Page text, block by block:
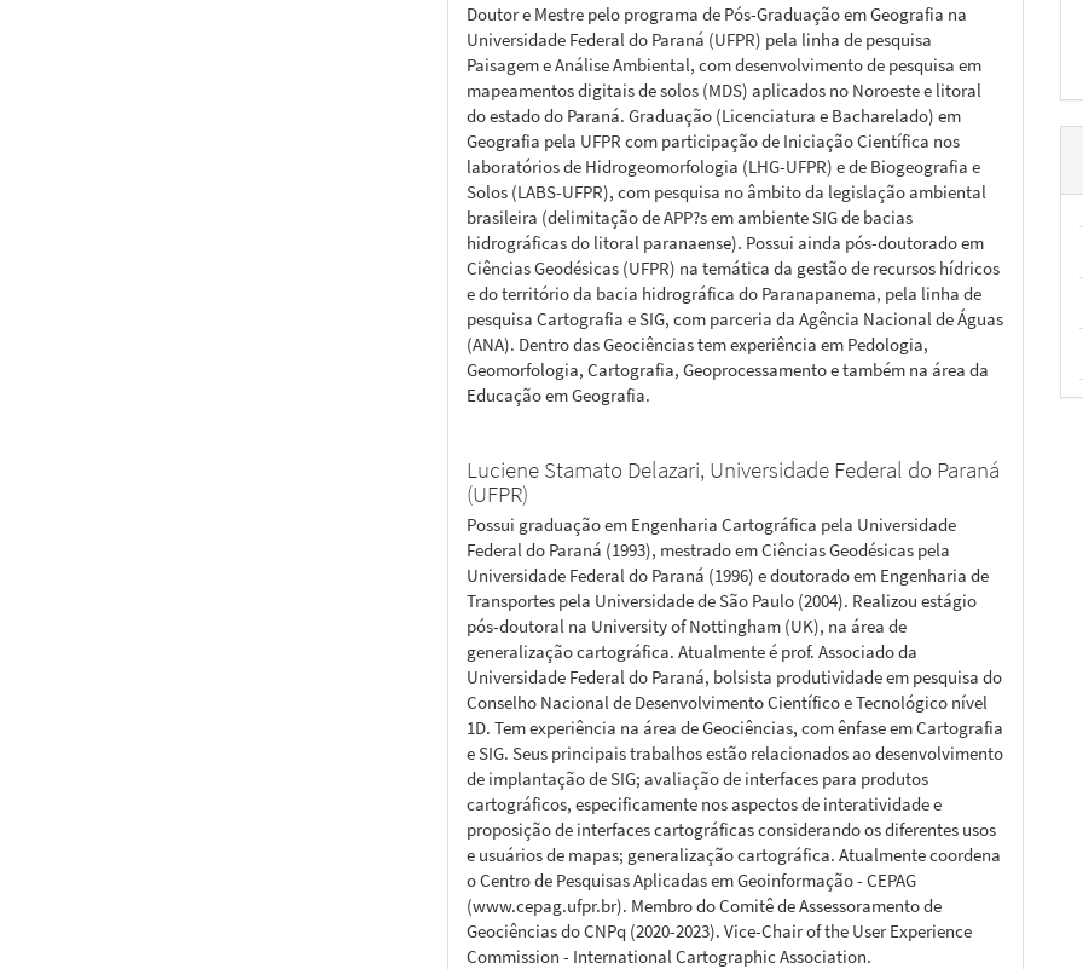
Doutor e Mestre pelo programa de Pós-Graduação em Geografia na
Universidade Federal do Paraná (UFPR) pela linha de pesquisa
Paisagem e Análise Ambiental, com desenvolvimento de pesquisa em
mapeamentos digitais de solos (MDS) aplicados no Noroeste e litoral
do estado do Paraná. Graduação (Licenciatura e Bacharelado) em
Geografia pela UFPR com participação de Iniciação Científica nos
laboratórios de Hidrogeomorfologia (LHG-UFPR) e de Biogeografia e
Solos (LABS-UFPR), com pesquisa no âmbito da legislação ambiental
brasileira (delimitação de APP?s em ambiente SIG de bacias
hidrográficas do litoral paranaense). Possui ainda pós-doutorado em
Ciências Geodésicas (UFPR) na temática da gestão de recursos hídricos
e do território da bacia hidrográfica do Paranapanema, pela linha de
pesquisa Cartografia e SIG, com parceria da Agência Nacional de Águas
(ANA). Dentro das Geociências tem experiência em Pedologia,
Geomorfologia, Cartografia, Geoprocessamento e também na área da
Educação em Geografia.
Luciene Stamato Delazari, Universidade Federal do Paraná
(UFPR)
Possui graduação em Engenharia Cartográfica pela Universidade
Federal do Paraná (1993), mestrado em Ciências Geodésicas pela
Universidade Federal do Paraná (1996) e doutorado em Engenharia de
Transportes pela Universidade de São Paulo (2004). Realizou estágio
pós-doutoral na University of Nottingham (UK), na área de
generalização cartográfica. Atualmente é prof. Associado da
Universidade Federal do Paraná, bolsista produtividade em pesquisa do
Conselho Nacional de Desenvolvimento Científico e Tecnológico nível
1D. Tem experiência na área de Geociências, com ênfase em Cartografia
e SIG. Seus principais trabalhos estão relacionados ao desenvolvimento
de implantação de SIG; avaliação de interfaces para produtos
cartográficos, especificamente nos aspectos de interatividade e
proposição de interfaces cartográficas considerando os diferentes usos
e usuários de mapas; generalização cartográfica. Atualmente coordena
o Centro de Pesquisas Aplicadas em Geoinformação - CEPAG
(www.cepag.ufpr.br). Membro do Comitê de Assessoramento de
Geociências do CNPq (2020-2023). Vice-Chair of the User Experience
Commission - International Cartographic Association.